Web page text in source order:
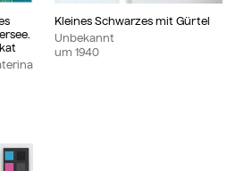
Kleines Schwarzes mit Gürtel
Unbekannt
um 1940